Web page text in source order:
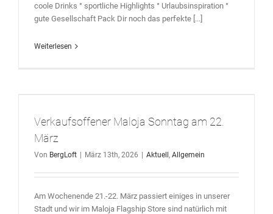
coole Drinks ° sportliche Highlights ° Urlaubsinspiration °
gute Gesellschaft Pack Dir noch das perfekte [...]
Weiterlesen
Verkaufsoffener Maloja Sonntag am 22.
März
Von BergLoft | März 13th, 2026 | Aktuell, Allgemein
Am Wochenende 21.-22. März passiert einiges in unserer
Stadt und wir im Maloja Flagship Store sind natürlich mit